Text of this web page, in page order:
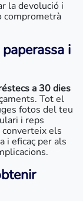
la devolució i
comprometrà
i
a 30 dies
Tot el
fotos del teu
i reps
els
i eficaç per als